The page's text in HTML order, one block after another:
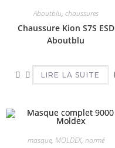
Aboutblu, chaussures
Chaussure Kion S7S ESD
Aboutblu
LIRE LA SUITE
masque, MOLDEX, normé